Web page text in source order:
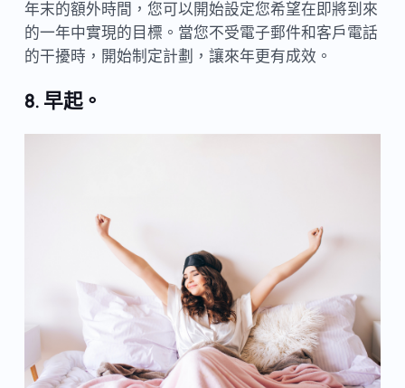
年末的額外時間，您可以開始設定您希望在即將到來
的一年中實現的目標。當您不受電子郵件和客戶電話
的干擾時，開始制定計劃，讓來年更有成效。
8. 早起。